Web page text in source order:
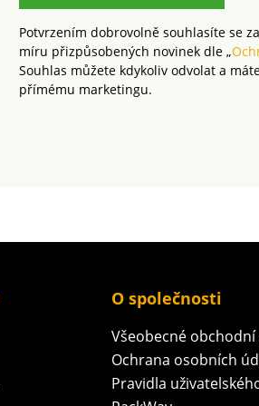
Potvrzením dobrovolně souhlasíte se
míru přizpůsobených novinek dle „
Souhlas můžete kdykoliv odvolat a
přímému marketingu.
O společnosti
Všeobecné
Ochrana osobních
Pravidla